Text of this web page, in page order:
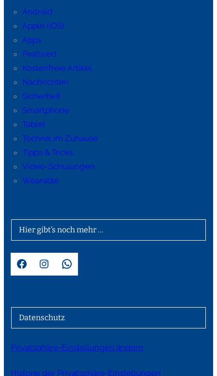
Android
Apple (iOS)
Apps
Featured
Kostenfreie Artikel
Nachrichten
Sicherheit
Smartphone
Tablet
Technik im Zuhause
Tipps & Tricks
Video-Schulungen
Wearable
Hier gibt’s noch mehr …
Facebook Instagram WhatsApp
Datenschutz
Privatsphäre-Einstellungen ändern
Historie der Privatsphäre-Einstellungen